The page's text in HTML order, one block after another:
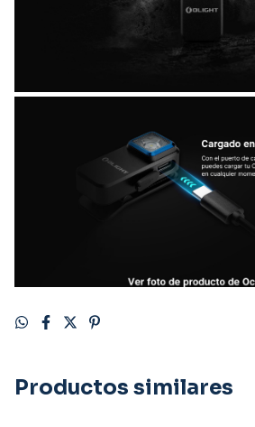
Productos similares